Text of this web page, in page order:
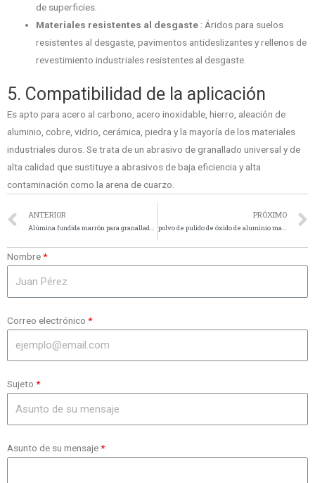
de superficies.
Materiales resistentes al desgaste : Áridos para suelos
resistentes al desgaste, pavimentos antideslizantes y rellenos de
revestimiento industriales resistentes al desgaste.
5. Compatibilidad de la aplicación
Es apto para acero al carbono, acero inoxidable, hierro, aleación de
aluminio, cobre, vidrio, cerámica, piedra y la mayoría de los materiales
industriales duros. Se trata de un abrasivo de granallado universal y de
alta calidad que sustituye a abrasivos de baja eficiencia y alta
contaminación como la arena de cuarzo.
ANTERIOR
Alúmina fundida marrón para granallado de metales
PRÓXIMO
polvo de pulido de óxido de aluminio marrón
Nombre
Correo electrónico
Sujeto
Asunto de su mensaje